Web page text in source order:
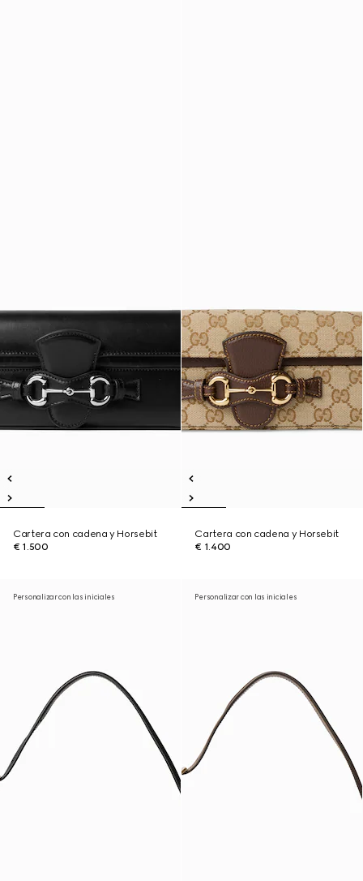
Cartera con cadena y Horsebit
€ 1.500
Cartera con cadena y Horsebit
€ 1.400
Personalizar con las iniciales Personalizar con las iniciales